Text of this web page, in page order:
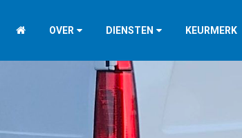
OVER DIENSTEN KEURMERK